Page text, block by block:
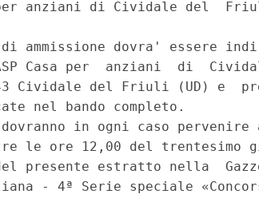
per anziani di Cividale del
ammissione dovra' essere
Casa per  anziani  di
Cividale del Friuli (UD) e
nel bando completo.
in ogni caso pervenire
le ore 12,00 del trentesimo
presente estratto nella
- 4ª Serie speciale